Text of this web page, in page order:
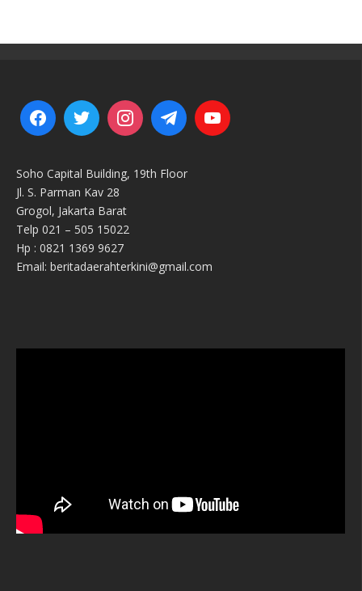
Soho Capital Building, 19th Floor
Jl. S. Parman Kav 28
Grogol, Jakarta Barat
Telp 021 – 505 15022
Hp : 0821 1369 9627
Email: beritadaerahterkini@gmail.com